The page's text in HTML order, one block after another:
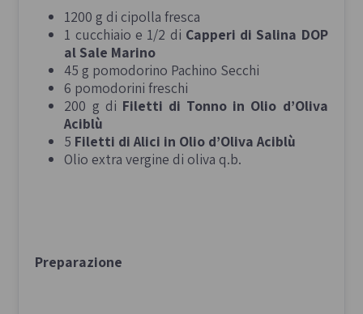
1200 g di cipolla fresca
1 cucchiaio e 1/2 di Capperi di Salina DOP
al Sale Marino
45 g pomodorino Pachino Secchi
6 pomodorini freschi
200 g di Filetti di Tonno in Olio d’Oliva
Aciblù
5 Filetti di Alici in Olio d’Oliva Aciblù
Olio extra vergine di oliva q.b.
Preparazione